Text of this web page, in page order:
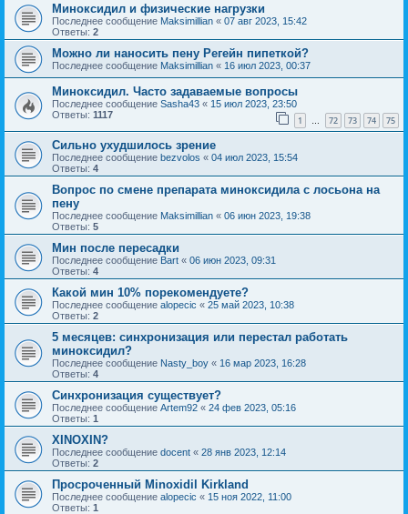
Миноксидил и физические нагрузки
Последнее сообщение Maksimillian « 07 авг 2023, 15:42
Ответы: 2
Можно ли наносить пену Регейн пипеткой?
Последнее сообщение Maksimillian « 16 июл 2023, 00:37
Миноксидил. Часто задаваемые вопросы
Последнее сообщение Sasha43 « 15 июл 2023, 23:50
Ответы: 1117 1 … 72 73 74 75
Сильно ухудшилось зрение
Последнее сообщение bezvolos « 04 июл 2023, 15:54
Ответы: 4
Вопрос по смене препарата миноксидила с лосьона на
пену
Последнее сообщение Maksimillian « 06 июн 2023, 19:38
Ответы: 5
Мин после пересадки
Последнее сообщение Bart « 06 июн 2023, 09:31
Ответы: 4
Какой мин 10% порекомендуете?
Последнее сообщение alopecic « 25 май 2023, 10:38
Ответы: 2
5 месяцев: синхронизация или перестал работать
миноксидил?
Последнее сообщение Nasty_boy « 16 мар 2023, 16:28
Ответы: 4
Синхронизация существует?
Последнее сообщение Artem92 « 24 фев 2023, 05:16
Ответы: 1
XINOXIN?
Последнее сообщение docent « 28 янв 2023, 12:14
Ответы: 2
Просроченный Minoxidil Kirkland
Последнее сообщение alopecic « 15 ноя 2022, 11:00
Ответы: 1